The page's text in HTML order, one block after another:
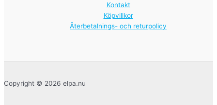
Kontakt
Köpvillkor
Återbetalnings- och returpolicy
Copyright © 2026 elpa.nu